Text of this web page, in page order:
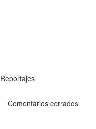
Reportajes
Comentarios cerrados